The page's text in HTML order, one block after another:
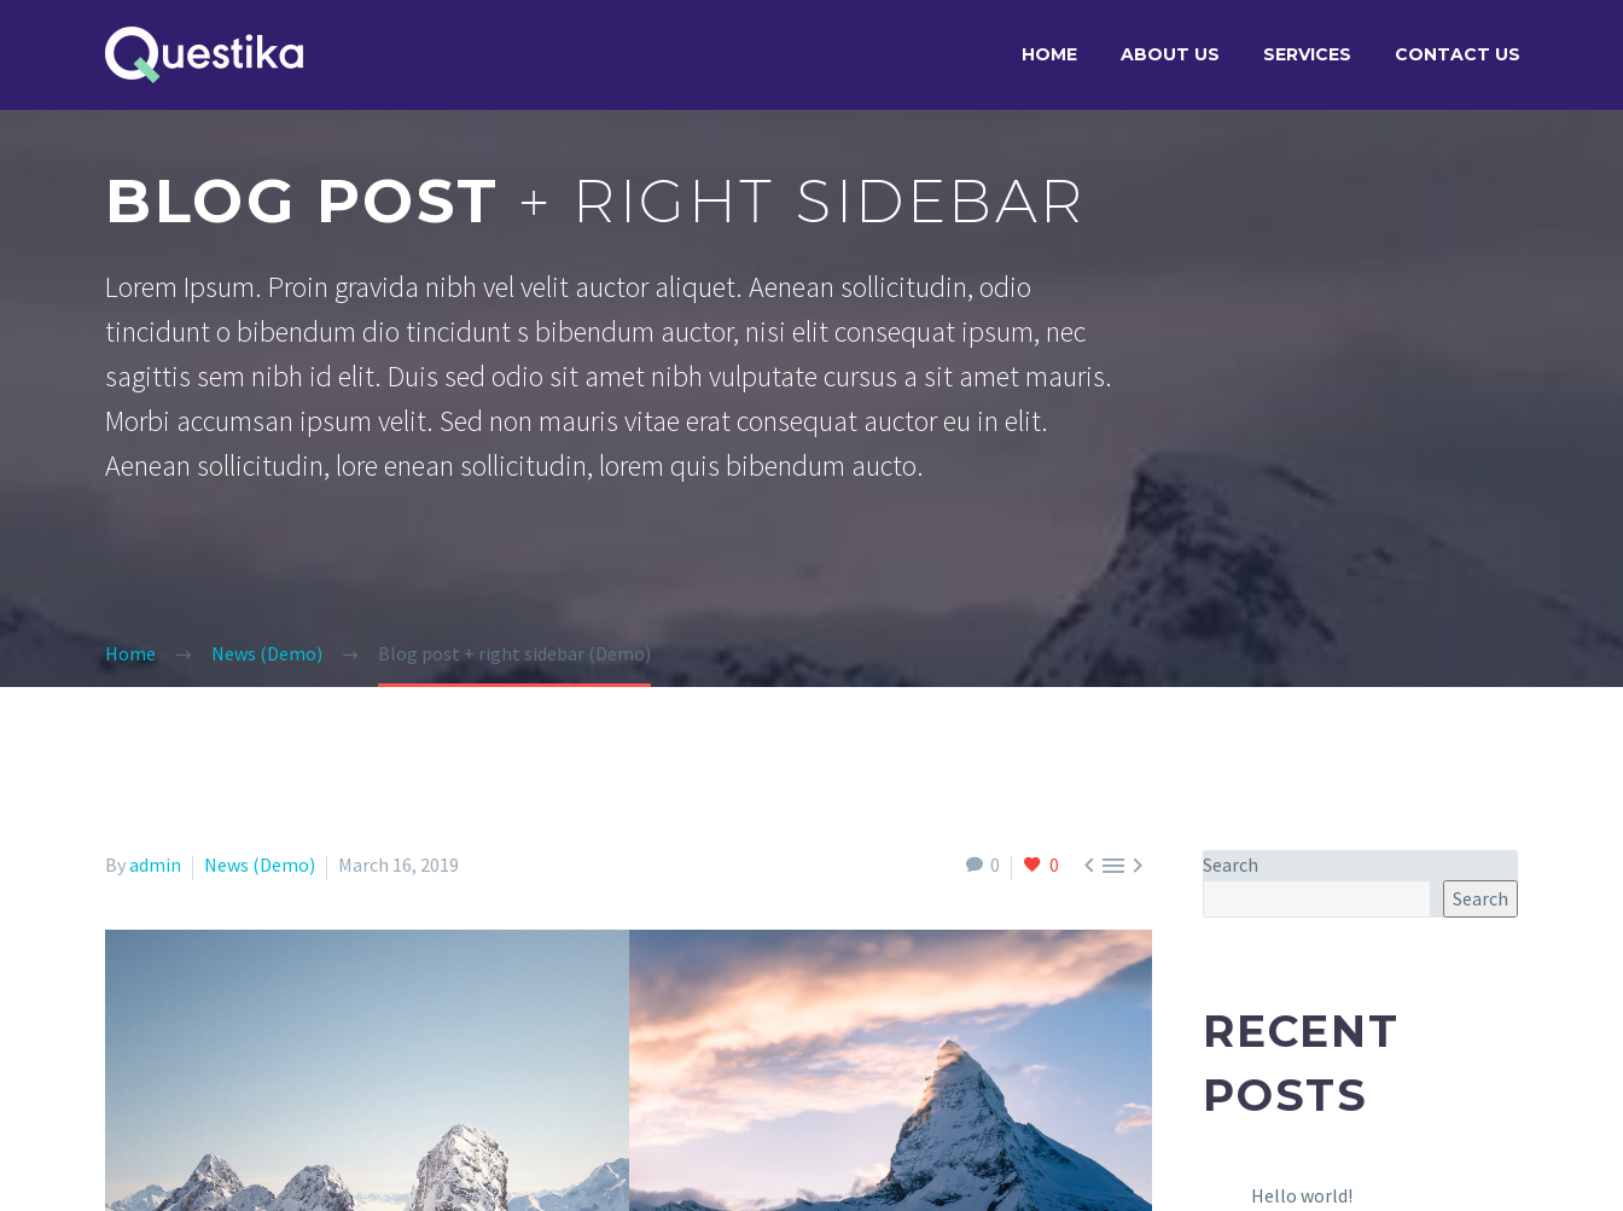
HOME ABOUT US SERVICES CONTACT US
BLOG POST + RIGHT SIDEBAR
Lorem Ipsum. Proin gravida nibh vel velit auctor aliquet. Aenean sollicitudin, odio
tincidunt o bibendum dio tincidunt s bibendum auctor, nisi elit consequat ipsum, nec
sagittis sem nibh id elit. Duis sed odio sit amet nibh vulputate cursus a sit amet mauris.
Morbi accumsan ipsum velit. Sed non mauris vitae erat consequat auctor eu in elit.
Aenean sollicitudin, lore enean sollicitudin, lorem quis bibendum aucto.
Home News (Demo) Blog post + right sidebar (Demo)
0 0 
Byadmin News (Demo) March 16, 2019
Search
Search
RECENT
POSTS
Hello world!